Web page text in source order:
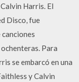
Harris. El
Disco, fue
Para
se embarcó en una
y Calvin